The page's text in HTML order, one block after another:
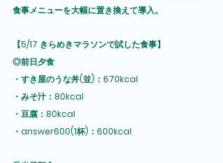
食事メニューを大幅に置き換えて導入。
【5/17 きらめきマラソンで試した食事】
◎前日夕食
・すき屋のうな丼(並)：670kcal
・みそ汁：80kcal
・豆腐：80kcal
・answer600(1杯)：600kcal